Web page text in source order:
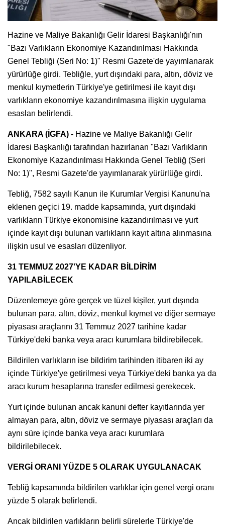
Hazine ve Maliye Bakanlığı Gelir İdaresi Başkanlığı'nın
"Bazı Varlıkların Ekonomiye Kazandırılması Hakkında
Genel Tebliği (Seri No: 1)" Resmi Gazete'de yayımlanarak
yürürlüğe girdi. Tebliğle, yurt dışındaki para, altın, döviz ve
menkul kıymetlerin Türkiye'ye getirilmesi ile kayıt dışı
varlıkların ekonomiye kazandırılmasına ilişkin uygulama
esasları belirlendi.
ANKARA (İGFA) - Hazine ve Maliye Bakanlığı Gelir
İdaresi Başkanlığı tarafından hazırlanan "Bazı Varlıkların
Ekonomiye Kazandırılması Hakkında Genel Tebliğ (Seri
No: 1)", Resmi Gazete'de yayımlanarak yürürlüğe girdi.
Tebliğ, 7582 sayılı Kanun ile Kurumlar Vergisi Kanunu'na
eklenen geçici 19. madde kapsamında, yurt dışındaki
varlıkların Türkiye ekonomisine kazandırılması ve yurt
içinde kayıt dışı bulunan varlıkların kayıt altına alınmasına
ilişkin usul ve esasları düzenliyor.
31 TEMMUZ 2027'YE KADAR BİLDİRİM
YAPILABİLECEK
Düzenlemeye göre gerçek ve tüzel kişiler, yurt dışında
bulunan para, altın, döviz, menkul kıymet ve diğer sermaye
piyasası araçlarını 31 Temmuz 2027 tarihine kadar
Türkiye'deki banka veya aracı kurumlara bildirebilecek.
Bildirilen varlıkların ise bildirim tarihinden itibaren iki ay
içinde Türkiye'ye getirilmesi veya Türkiye'deki banka ya da
aracı kurum hesaplarına transfer edilmesi gerekecek.
Yurt içinde bulunan ancak kanuni defter kayıtlarında yer
almayan para, altın, döviz ve sermaye piyasası araçları da
aynı süre içinde banka veya aracı kurumlara
bildirilebilecek.
VERGİ ORANI YÜZDE 5 OLARAK UYGULANACAK
Tebliğ kapsamında bildirilen varlıklar için genel vergi oranı
yüzde 5 olarak belirlendi.
Ancak bildirilen varlıkların belirli sürelerle Türkiye'de